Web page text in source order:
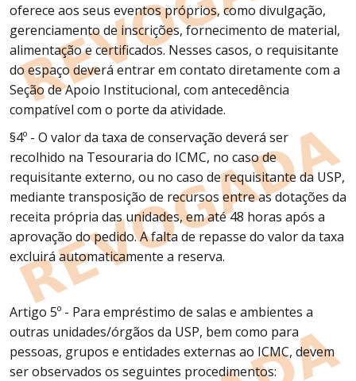
oferece aos seus eventos próprios, como divulgação,
gerenciamento de inscrições, fornecimento de material,
alimentação e certificados. Nesses casos, o requisitante
do espaço deverá entrar em contato diretamente com a
Seção de Apoio Institucional, com antecedência
compatível com o porte da atividade.
§4º - O valor da taxa de conservação deverá ser
recolhido na Tesouraria do ICMC, no caso de
requisitante externo, ou no caso de requisitante da USP,
mediante transposição de recursos entre as dotações da
receita própria das unidades, em até 48 horas após a
aprovação do pedido. A falta de repasse do valor da taxa
excluirá automaticamente a reserva.
Artigo 5º - Para empréstimo de salas e ambientes a
outras unidades/órgãos da USP, bem como para
pessoas, grupos e entidades externas ao ICMC, devem
ser observados os seguintes procedimentos: